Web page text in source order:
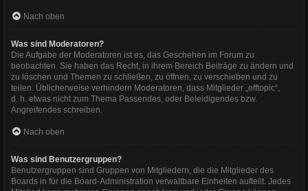
Nach oben
Was sind Moderatoren?
Die Aufgabe der Moderatoren ist es, das Geschehen im Forum zu
beobachten. Sie haben das Recht, in ihrem Bereich Beiträge zu ändern und
zu löschen und Themen zu schließen, zu öffnen, zu verschieben und zu
teilen. Üblicherweise verhindern Moderatoren, dass Mitglieder „offtopic“,
d. h. etwas nicht zum Thema Passendes, oder Beleidigendes bzw.
Angreifendes schreiben.
Nach oben
Was sind Benutzergruppen?
Benutzergruppen sind Gruppen von Mitgliedern, die die Mitglieder des
Boards in für die Board-Administration verwaltbare Einheiten aufteilt. Jedes